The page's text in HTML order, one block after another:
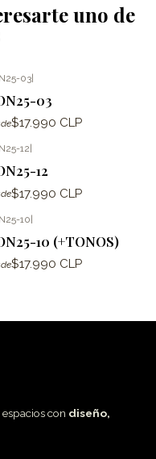
uno de
03
03
$17.990 CLP
12
12
$17.990 CLP
10|
10 (+TONOS)
$17.990 CLP
con diseño,